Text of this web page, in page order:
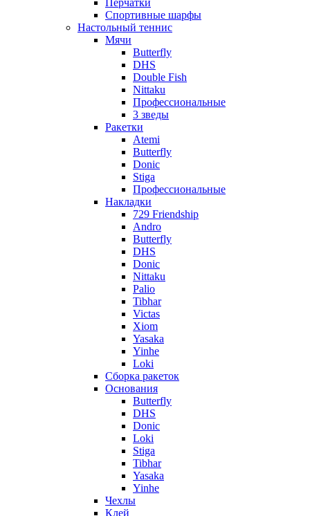
Перчатки
Спортивные шарфы
Настольный теннис
Мячи
Butterfly
DHS
Double Fish
Nittaku
Профессиональные
3 зведы
Ракетки
Atemi
Butterfly
Donic
Stiga
Профессиональные
Накладки
729 Friendship
Andro
Butterfly
DHS
Donic
Nittaku
Palio
Tibhar
Victas
Xiom
Yasaka
Yinhe
Loki
Сборка ракеток
Основания
Butterfly
DHS
Donic
Loki
Stiga
Tibhar
Yasaka
Yinhe
Чехлы
Клей